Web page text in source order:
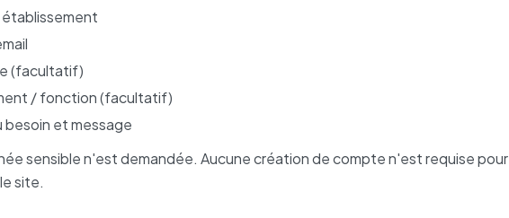
(facultatif)
/ fonction (facultatif)
besoin et message
sensible n'est demandée. Aucune création de compte n'est requise pour
site.